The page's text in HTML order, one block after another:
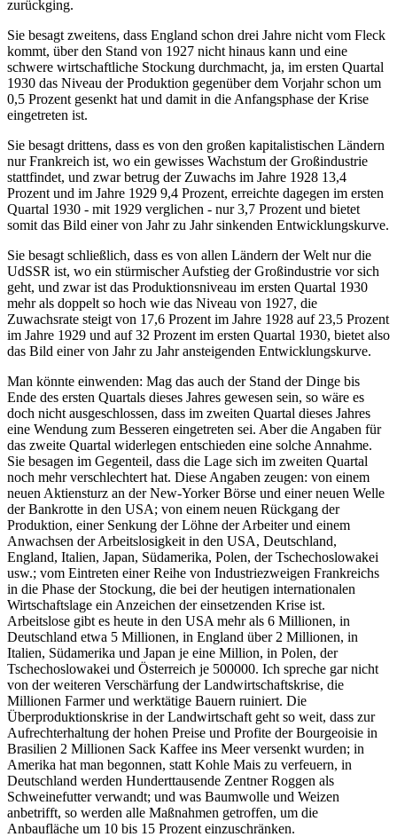
zurückging.
Sie besagt zweitens, dass England schon drei Jahre nicht vom Fleck
kommt, über den Stand von 1927 nicht hinaus kann und eine
schwere wirtschaftliche Stockung durchmacht, ja, im ersten Quartal
1930 das Niveau der Produktion gegenüber dem Vorjahr schon um
0,5 Prozent gesenkt hat und damit in die Anfangsphase der Krise
eingetreten ist.
Sie besagt drittens, dass es von den großen kapitalistischen Ländern
nur Frankreich ist, wo ein gewisses Wachstum der Großindustrie
stattfindet, und zwar betrug der Zuwachs im Jahre 1928 13,4
Prozent und im Jahre 1929 9,4 Prozent, erreichte dagegen im ersten
Quartal 1930 - mit 1929 verglichen - nur 3,7 Prozent und bietet
somit das Bild einer von Jahr zu Jahr sinkenden Entwicklungskurve.
Sie besagt schließlich, dass es von allen Ländern der Welt nur die
UdSSR ist, wo ein stürmischer Aufstieg der Großindustrie vor sich
geht, und zwar ist das Produktionsniveau im ersten Quartal 1930
mehr als doppelt so hoch wie das Niveau von 1927, die
Zuwachsrate steigt von 17,6 Prozent im Jahre 1928 auf 23,5 Prozent
im Jahre 1929 und auf 32 Prozent im ersten Quartal 1930, bietet also
das Bild einer von Jahr zu Jahr ansteigenden Entwicklungskurve.
Man könnte einwenden: Mag das auch der Stand der Dinge bis
Ende des ersten Quartals dieses Jahres gewesen sein, so wäre es
doch nicht ausgeschlossen, dass im zweiten Quartal dieses Jahres
eine Wendung zum Besseren eingetreten sei. Aber die Angaben für
das zweite Quartal widerlegen entschieden eine solche Annahme.
Sie besagen im Gegenteil, dass die Lage sich im zweiten Quartal
noch mehr verschlechtert hat. Diese Angaben zeugen: von einem
neuen Aktiensturz an der New-Yorker Börse und einer neuen Welle
der Bankrotte in den USA; von einem neuen Rückgang der
Produktion, einer Senkung der Löhne der Arbeiter und einem
Anwachsen der Arbeitslosigkeit in den USA, Deutschland,
England, Italien, Japan, Südamerika, Polen, der Tschechoslowakei
usw.; vom Eintreten einer Reihe von Industriezweigen Frankreichs
in die Phase der Stockung, die bei der heutigen internationalen
Wirtschaftslage ein Anzeichen der einsetzenden Krise ist.
Arbeitslose gibt es heute in den USA mehr als 6 Millionen, in
Deutschland etwa 5 Millionen, in England über 2 Millionen, in
Italien, Südamerika und Japan je eine Million, in Polen, der
Tschechoslowakei und Österreich je 500000. Ich spreche gar nicht
von der weiteren Verschärfung der Landwirtschaftskrise, die
Millionen Farmer und werktätige Bauern ruiniert. Die
Überproduktionskrise in der Landwirtschaft geht so weit, dass zur
Aufrechterhaltung der hohen Preise und Profite der Bourgeoisie in
Brasilien 2 Millionen Sack Kaffee ins Meer versenkt wurden; in
Amerika hat man begonnen, statt Kohle Mais zu verfeuern, in
Deutschland werden Hunderttausende Zentner Roggen als
Schweinefutter verwandt; und was Baumwolle und Weizen
anbetrifft, so werden alle Maßnahmen getroffen, um die
Anbaufläche um 10 bis 15 Prozent einzuschränken.